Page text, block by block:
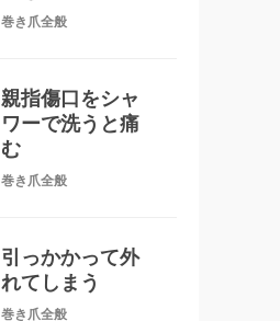
巻き爪全般
親指傷口をシャ
ワーで洗うと痛
む
巻き爪全般
引っかかって外
れてしまう
巻き爪全般